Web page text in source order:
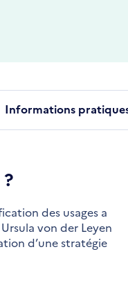
Informations
des usages a
von der Leyen
d’une stratégie